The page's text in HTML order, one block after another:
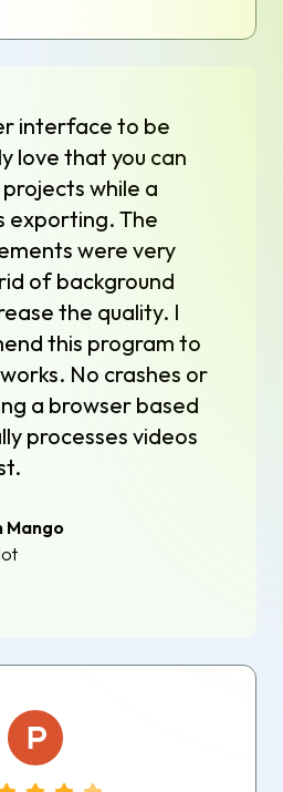
interface to be
love that you can
while a
exporting. The
were very
of background
the quality. I
this program to
No crashes or
a browser based
processes videos
Mango